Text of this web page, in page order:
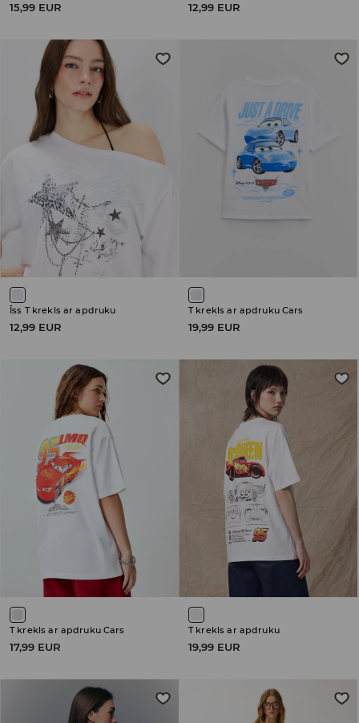
15,99 EUR 12,99 EUR
Īss T krekls ar apdruku
12,99 EUR
T krekls ar apdruku Cars
19,99 EUR
T krekls ar apdruku Cars
17,99 EUR
T krekls ar apdruku
19,99 EUR